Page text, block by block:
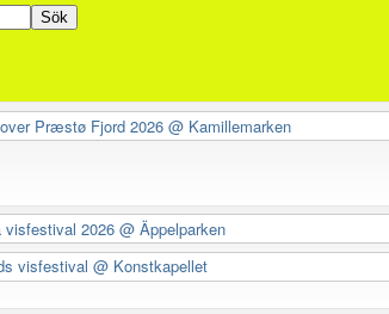
Præstø Fjord 2026@ Kamillemarken
visfestival 2026@ Äppelparken
visfestival @ Konstkapellet